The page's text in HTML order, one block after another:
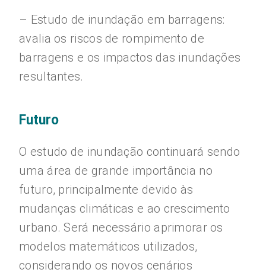
– Estudo de inundação em barragens:
avalia os riscos de rompimento de
barragens e os impactos das inundações
resultantes.
Futuro
O estudo de inundação continuará sendo
uma área de grande importância no
futuro, principalmente devido às
mudanças climáticas e ao crescimento
urbano. Será necessário aprimorar os
modelos matemáticos utilizados,
considerando os novos cenários